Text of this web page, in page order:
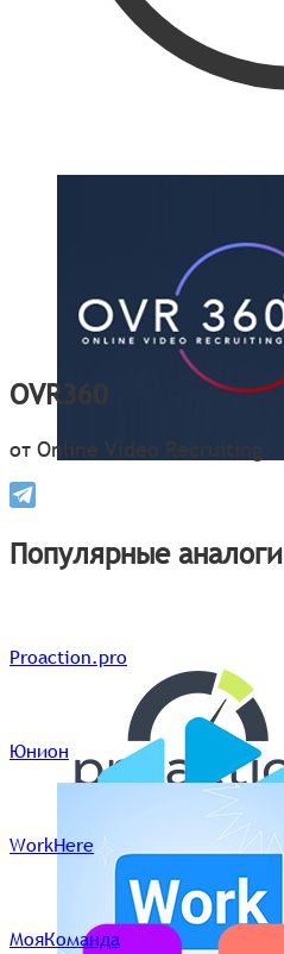
OVR360
от Online Video Recruiting
Популярные аналоги
Proaction.pro
Юнион
WorkHere
МояКоманда